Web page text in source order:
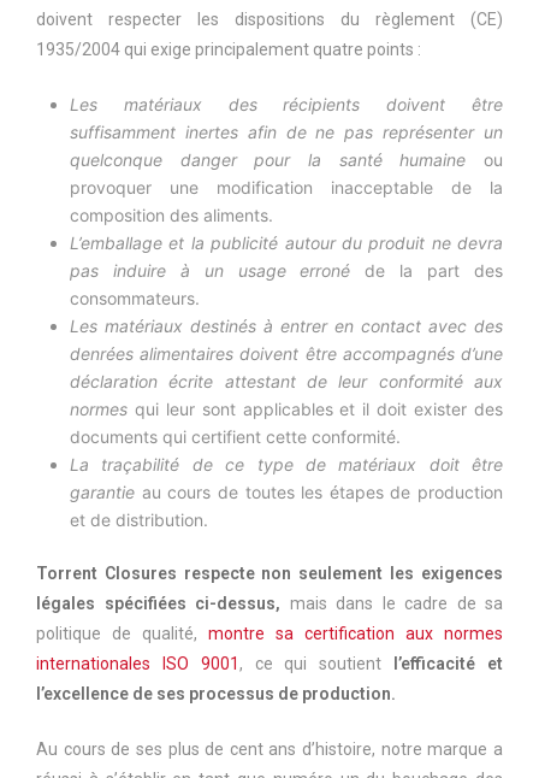
doivent respecter les dispositions du règlement (CE)
1935/2004 qui exige principalement quatre points :
Les matériaux des récipients doivent être
suffisamment inertes afin de ne pas représenter un
quelconque danger pour la santé humaine ou
provoquer une modification inacceptable de la
composition des aliments.
L’emballage et la publicité autour du produit ne devra
pas induire à un usage erronéde la part des
consommateurs.
Les matériaux destinés à entrer en contact avec des
denrées alimentaires doivent être accompagnés d’une
déclaration écrite attestant de leur conformité aux
normes qui leur sont applicables et il doit exister des
documents qui certifient cette conformité.
La traçabilité de ce type de matériaux doit être
garantie au cours de toutes les étapes de production
et de distribution.
Torrent Closures respecte non seulement les exigences
légales spécifiées ci-dessus, mais dans le cadre de sa
politique de qualité, montre sa certification aux normes
internationales ISO 9001, ce qui soutient
l’efficacité et
l’excellence de ses processus de production.
Au cours de ses plus de cent ans d’histoire, notre marque a